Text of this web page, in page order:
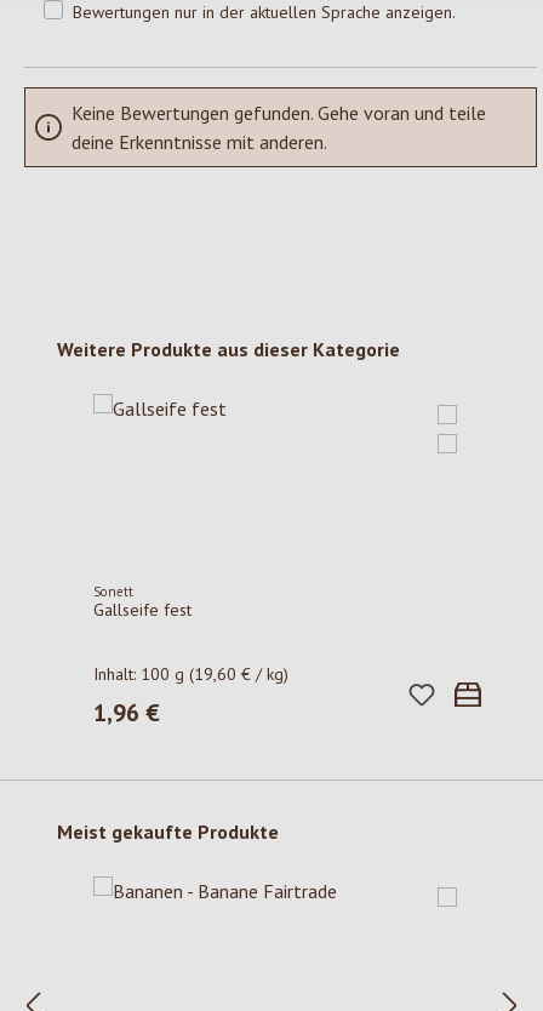
Bewertungen nur in der aktuellen Sprache anzeigen.
Keine Bewertungen gefunden. Gehe voran und teile
deine Erkenntnisse mit anderen.
Produktgalerie überspringen
Weitere Produkte aus dieser Kategorie
Sonett
Gallseife fest
Inhalt: 100 g(19,60 € / kg)
Regulärer Preis:
1,96 €
Produktgalerie überspringen
Meist gekaufte Produkte